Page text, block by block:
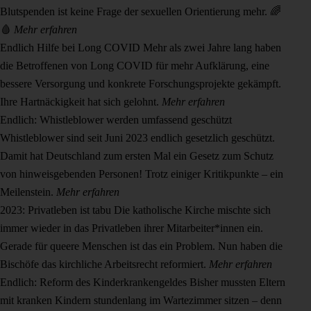
Blutspenden ist keine Frage der sexuellen Orientierung mehr. 🌈
🩸 Mehr erfahren
Endlich Hilfe bei Long COVID Mehr als zwei Jahre lang haben
die Betroffenen von Long COVID für mehr Aufklärung, eine
bessere Versorgung und konkrete Forschungsprojekte gekämpft.
Ihre Hartnäckigkeit hat sich gelohnt. Mehr erfahren
Endlich: Whistleblower werden umfassend geschützt
Whistleblower sind seit Juni 2023 endlich gesetzlich geschützt.
Damit hat Deutschland zum ersten Mal ein Gesetz zum Schutz
von hinweisgebenden Personen! Trotz einiger Kritikpunkte – ein
Meilenstein. Mehr erfahren
2023: Privatleben ist tabu Die katholische Kirche mischte sich
immer wieder in das Privatleben ihrer Mitarbeiter*innen ein.
Gerade für queere Menschen ist das ein Problem. Nun haben die
Bischöfe das kirchliche Arbeitsrecht reformiert. Mehr erfahren
Endlich: Reform des Kinderkrankengeldes Bisher mussten Eltern
mit kranken Kindern stundenlang im Wartezimmer sitzen – denn